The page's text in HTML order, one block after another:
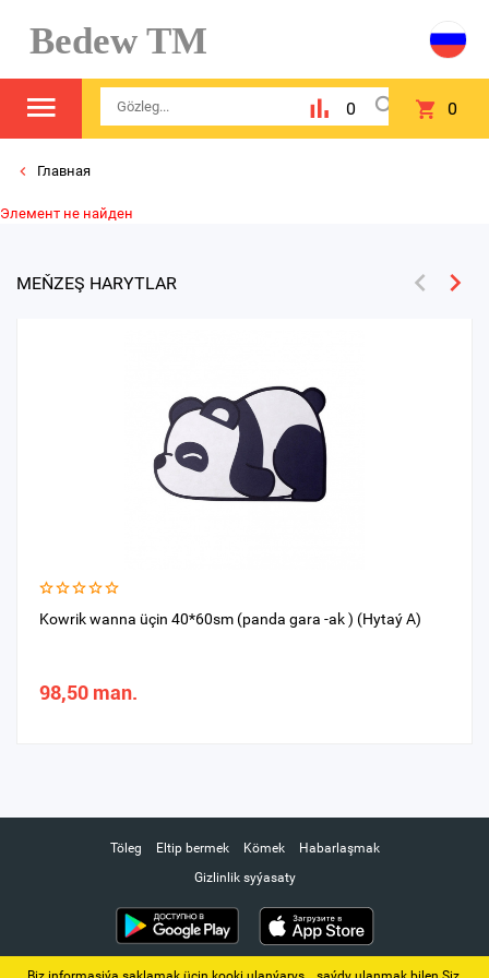
Bedew TM
0 0
Главная
Элемент не найден
MEŇZEŞ HARYTLAR
Kowrik wanna üçin 40*60sm (panda gara -ak ) (Hytaý A)
98,50 man.
Töleg Eltip bermek Kömek
Habarlaşmak
Gizlinlik syýasaty